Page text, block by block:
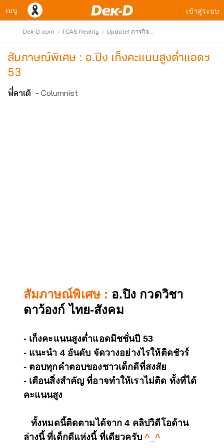
เมนู เข้าสู่ระบบ
Dek-D.com TCAS Reality
Update! ภารกิจ
สัมภาษณ์พิเศษ : อ.ปิง เก็งคะแนนสูงต่ำแอดฯ
53
พี่ลาเต้ - Columnist
สัมภาษณ์พิเศษ : อ.ปิง กวดวิชา
ดาว้องก์ ไทย-สังคม
- เก็งคะแนนสูงต่ำแอดมิชชั่นปี 53
- แนะนำ 4 อันดับ จัดวางอย่างไรให้ติดชัวร์
- ตอบทุกคำตอบของชาวเด็กดีที่สงสัย
- เตือนสิ่งสำคัญ ที่อาจทำให้เราไม่ติด ทั้งที่ได้
คะแนนสูง
ทั้งหมดนี้ติดตามได้จาก 4 คลิปวิดีโอด้าน
ล่างนี้ ที่เด็กดีแห่งนี้ ที่เดียวครับ^_^